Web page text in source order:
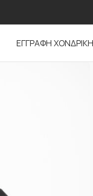
ΕΓΓΡΑΦΗ